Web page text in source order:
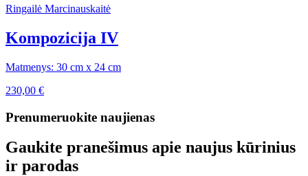
Ringailė Marcinauskaitė
Kompozicija IV
Matmenys: 30 cm x 24 cm
230,00 €
Prenumeruokite naujienas
Gaukite pranešimus apie naujus kūrinius
ir parodas